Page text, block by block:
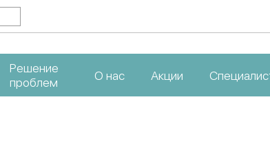
Решение
проблем
О нас Акции